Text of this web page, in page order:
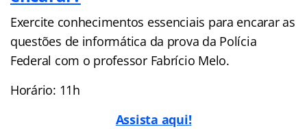
Exercite conhecimentos essenciais para encarar as
questões de informática da prova da Polícia
Federal com o professor Fabrício Melo.
Horário: 11h
Assista aqui!